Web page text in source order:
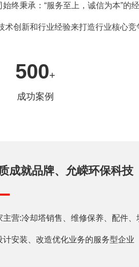
始终秉承：“服务至上，诚信为本”的
术创新和行业经验来打造行业核心
500+
成功案例
成就品牌、允嵘环保科技
主营:冷却塔销售、维修保养、配件、
计安装、改造优化业务的服务型企业